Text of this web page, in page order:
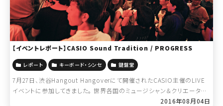
【イベントレポート】CASIO Sound Tradition / PROGRESS
レポート キーボード・シンセ 鍵盤堂
7月27日、渋谷Hangout Hangoverにて開催されたCASIO主催のLIVE
イベントに参加してきました。 世界各国のミュージシャン＆クリエーター
達とCASIOによるコラボレーションプロジェクトのシリーズ&#82 […]
2016年08月04日